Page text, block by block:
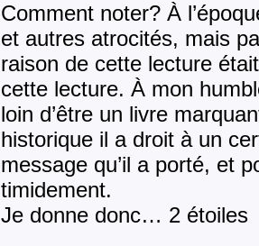
Comment noter? À
et autres atrocités, mais
raison de cette lecture
cette lecture. À mon
loin d’être un livre
historique il a droit à un
message qu’il a porté, et
timidement.
Je donne donc… 2